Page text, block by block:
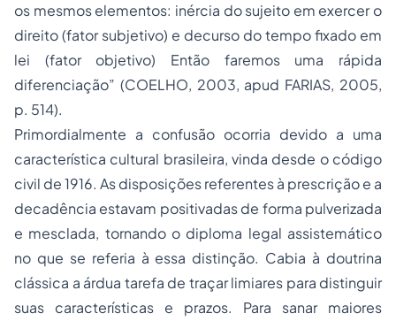
os mesmos elementos: inércia do sujeito em exercer o
direito (fator subjetivo) e decurso do tempo fixado em
lei (fator objetivo) Então faremos uma rápida
diferenciação” (COELHO, 2003, apud FARIAS, 2005,
p. 514).
Primordialmente a confusão ocorria devido a uma
característica cultural brasileira, vinda desde o código
civil de 1916. As disposições referentes à prescrição e a
decadência estavam positivadas de forma pulverizada
e mesclada, tornando o diploma legal assistemático
no que se referia à essa distinção. Cabia à doutrina
clássica a árdua tarefa de traçar limiares para distinguir
suas características e prazos. Para sanar maiores